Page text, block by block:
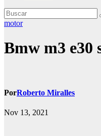
motor
Bmw m3 e30
PorRoberto Miralles
Nov 13, 2021